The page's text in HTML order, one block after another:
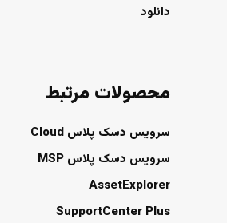
دانلود
محصولات مرتبط
سرویس دسک پلاس Cloud
سرویس دسک پلاس MSP
AssetExplorer
SupportCenter Plus